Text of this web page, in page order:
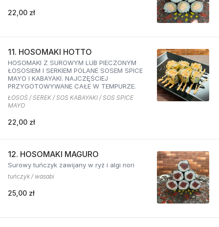
22,00 zł
11. HOSOMAKI HOTTO
HOSOMAKI Z SUROWYM LUB PIECZONYM
ŁOSOSIEM I SERKIEM POLANE SOSEM SPICE
MAYO I KABAYAKI. NAJCZĘŚCIEJ
PRZYGOTOWYWANE CAŁE W TEMPURZE.
ŁOSOŚ / SEREK / SOS KABAYAKI / SOS SPICE
MAYO
22,00 zł
12. HOSOMAKI MAGURO
Surowy tuńczyk zawijany w ryż i algi nori
tuńczyk / wasabi
25,00 zł